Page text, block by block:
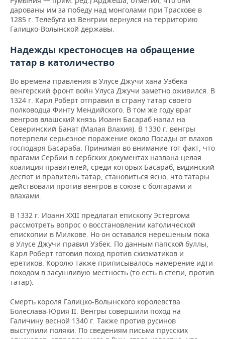
дарованы им за победу над монголами при Траскове в
1285 г. Телебуга из Венгрии вернулся на территорию
Галицко-Волынской державы.
Надежды крестоносцев на обращение
татар в католичество
Во времена правления в Улусе Джучи хана Узбека
венгерский фронт войн Улуса Джучи заметно оживился. В
1324 г. Карл Роберт отправил в страну татар своего
полководца Финту Мендийского. В том же году враг
венгров влашский князь Иоанн Басараб напал на
Северинский Банат (Малая Влахия). В 1330 г. венгры
потерпели серьезное поражение около Посады от влахов
господаря Басараба. Принимая во внимание тот факт, что
врагами Сербии в сербских документах названа целая
коалиция правителей, среди которых Басараб, видинский
деспот и правитель татар, становиться ясно, что татары
действовали против венгров в союзе с болгарами и
влахами.
В 1332 г. Иоанн XXII предлагал епископу Эстергома
рассмотреть вопрос о восстановлении католической
епископии в Милкове. Но он оставался нерешеным пока
в Улусе Джучи правил Узбек. По данным папской буллы,
Карл Роберт готовил поход против схизматиков и
еретиков. Королю также приписывалось намерение идти
походом в засушливую местность (то есть в степи, против
татар).
Смерть короля Галицко-Волынского королевства
Болеслава-Юрия ІІ. Венгры совершили поход на
Галичину весной 1340 г. Также против русинов
выступили поляки. По сведениям письма прусских